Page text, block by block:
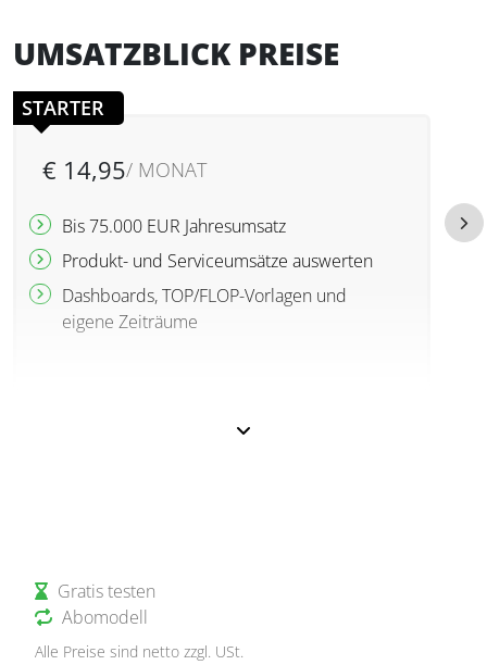
UMSATZBLICK PREISE
STARTER
€ 14,95/ MONAT
Bis 75.000 EUR Jahresumsatz
Produkt- und Serviceumsätze auswerten
Dashboards, TOP/FLOP-Vorlagen und
eigene Zeiträume
Gratis testen
Abomodell
Alle Preise sind netto zzgl. USt.